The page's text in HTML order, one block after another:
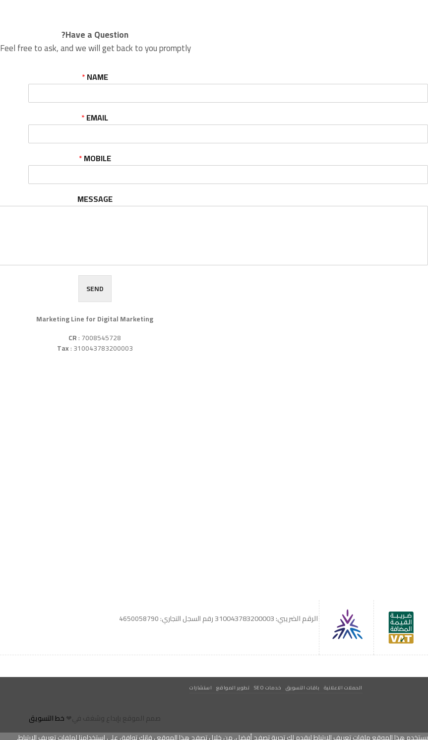
Have a Question?
Feel free to ask, and we will get back to you promptly.
NAME
*
EMAIL
*
MOBILE
*
MESSAGE
SEND
Marketing Line for Digital Marketing
CR: 7008545728
Tax: 310043783200003
الرقم الضريبي: 310043783200003 رقم السجل التجاري: 4650058790
الحملات الاعلانية باقات التسويق خدمات SEO تطوير المواقع استشارات
صمم الموقع بإبداع وشغف في❤خط التسويق